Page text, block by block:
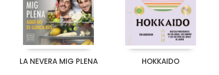
LA NEVERA MIG PLENA HOKKAIDO